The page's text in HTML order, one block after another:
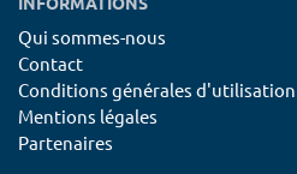
Qui sommes-nous
Contact
Conditions générales d'utilisation
Mentions légales
Partenaires